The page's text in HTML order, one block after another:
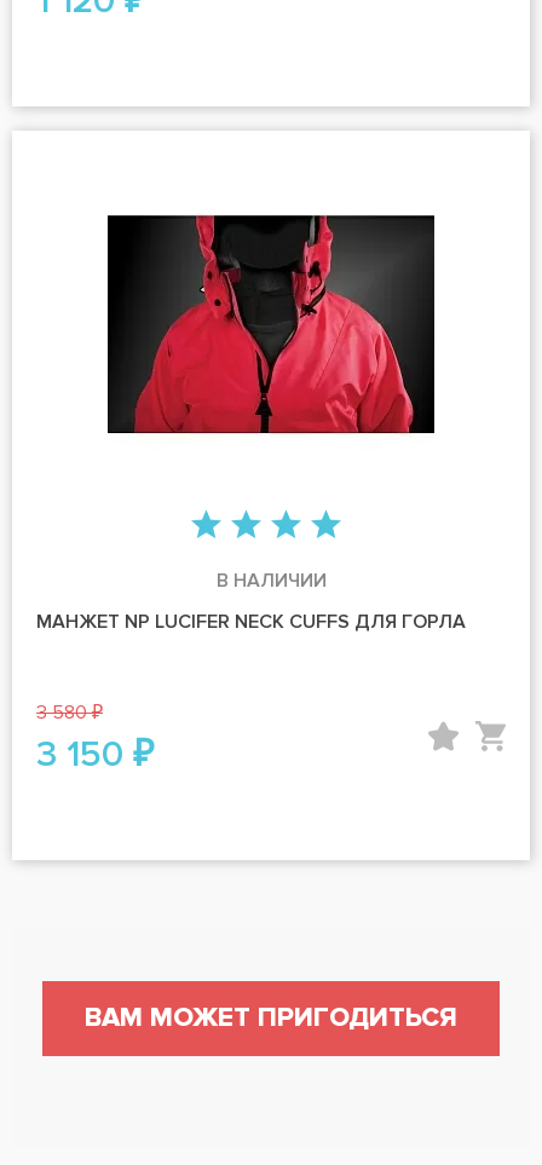
В НАЛИЧИИ
МАНЖЕТ NP LUCIFER NECK CUFFS ДЛЯ ГОРЛА
3 580 ₽
3 150 ₽
ВАМ МОЖЕТ ПРИГОДИТЬСЯ